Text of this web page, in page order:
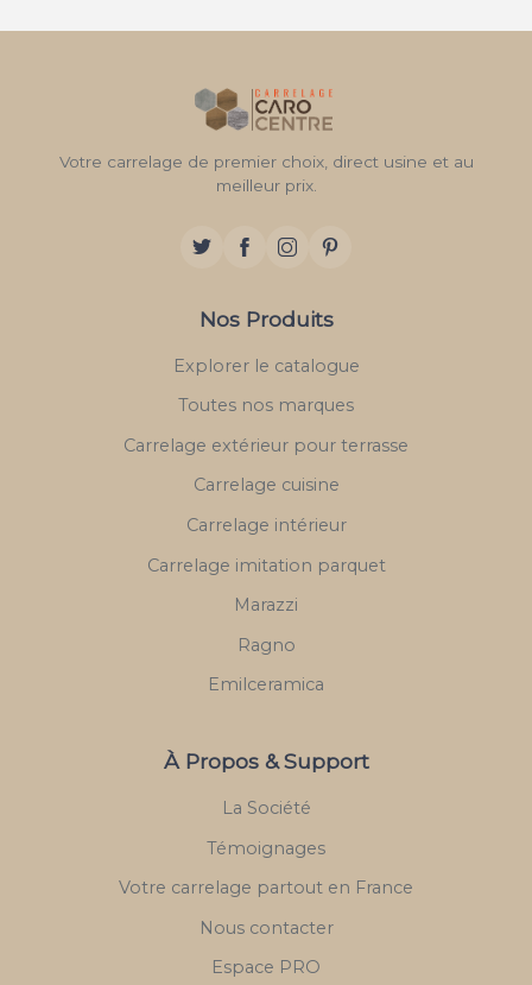
Votre carrelage de premier choix, direct usine et au
meilleur prix.
Nos Produits
Explorer le catalogue
Toutes nos marques
Carrelage extérieur pour terrasse
Carrelage cuisine
Carrelage intérieur
Carrelage imitation parquet
Marazzi
Ragno
Emilceramica
À Propos & Support
La Société
Témoignages
Votre carrelage partout en France
Nous contacter
Espace PRO